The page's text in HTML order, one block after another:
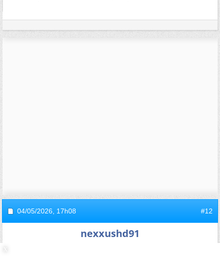
04/05/2026, 17h08 #12
nexxushd91